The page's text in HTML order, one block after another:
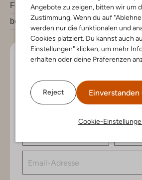
Angebote zu zeigen, bitten wir um
Zustimmung. Wenn du auf
werden nur die funktionalen und
Cookies platziert. Du kannst auch
Einstellungen" klicken, um mehr
erhalten oder deine Präferenzen
Reject
Cookie-
Fashion News
bei Omoda
Lass uns in Kontakt
Bleib auf dem Laufenden mit den
exklusiven Angeboten, nur für dich.
Newsletter und gewinne einen